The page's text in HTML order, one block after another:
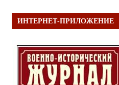
ИНТЕРНЕТ-ПРИЛОЖЕНИЕ